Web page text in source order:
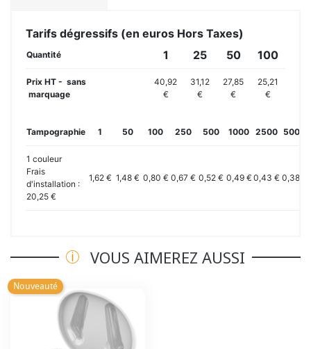
Tarifs dégressifs (en euros Hors Taxes)
Quantité 1 25 50 100
Prix HT - sans
marquage
40,92
€
31,12
€
27,85
€
25,21
€
Tampographie 1 50 100 250 500 1000 2500 5000
1 couleur
Frais
d'installation :
20,25 €
1,62 € 1,48 € 0,80 € 0,67 € 0,52 € 0,49 € 0,43 € 0,38 €
VOUS AIMEREZ AUSSI
Nouveauté